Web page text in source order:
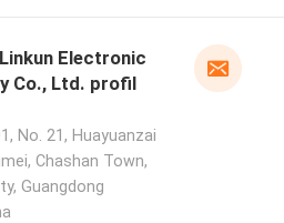
Electronic
Co., Ltd. profil
No. 21, Huayuanzai
Chashan Town,
Guangdong